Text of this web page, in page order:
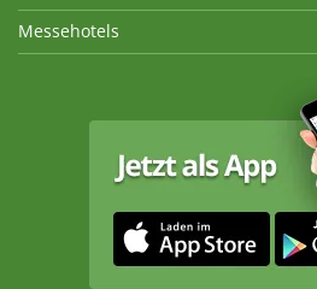
Messehotels